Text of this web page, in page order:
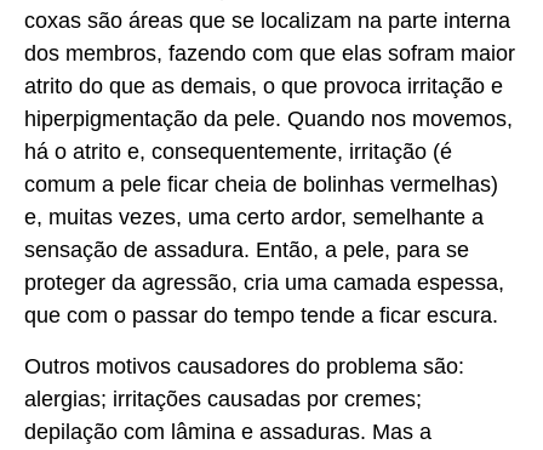
coxas são áreas que se localizam na parte interna
dos membros, fazendo com que elas sofram maior
atrito do que as demais, o que provoca irritação e
hiperpigmentação da pele. Quando nos movemos,
há o atrito e, consequentemente, irritação (é
comum a pele ficar cheia de bolinhas vermelhas)
e, muitas vezes, uma certo ardor, semelhante a
sensação de assadura. Então, a pele, para se
proteger da agressão, cria uma camada espessa,
que com o passar do tempo tende a ficar escura.
Outros motivos causadores do problema são:
alergias; irritações causadas por cremes;
depilação com lâmina e assaduras. Mas a